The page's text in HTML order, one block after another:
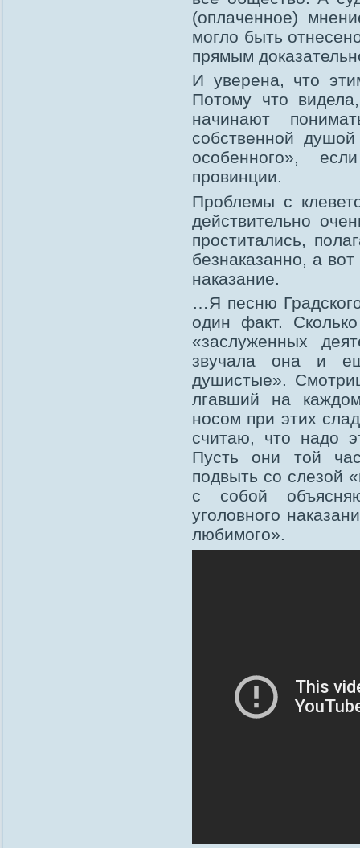
(оплаченное)
могло быть
прямым
И уверена, что
Потому что
начинают
собственной
особенного»,
провинции.
Проблемы с
действительно
проститались,
безнаказанно, а
наказание.
…Я песню
один факт.
«заслуженных
звучала она и
душистые».
лгавший на
носом при этих
считаю, что надо
Пусть они той
подвыть со слезой
с собой
уголовного
любимого».